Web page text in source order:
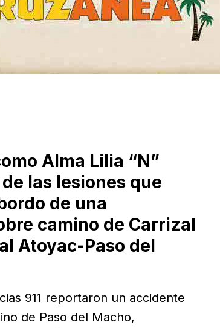
Alma Lilia “N”
las lesiones que
de una
camino de Carrizal
Atoyac-Paso del
911 reportaron un accidente
de Paso del Macho,